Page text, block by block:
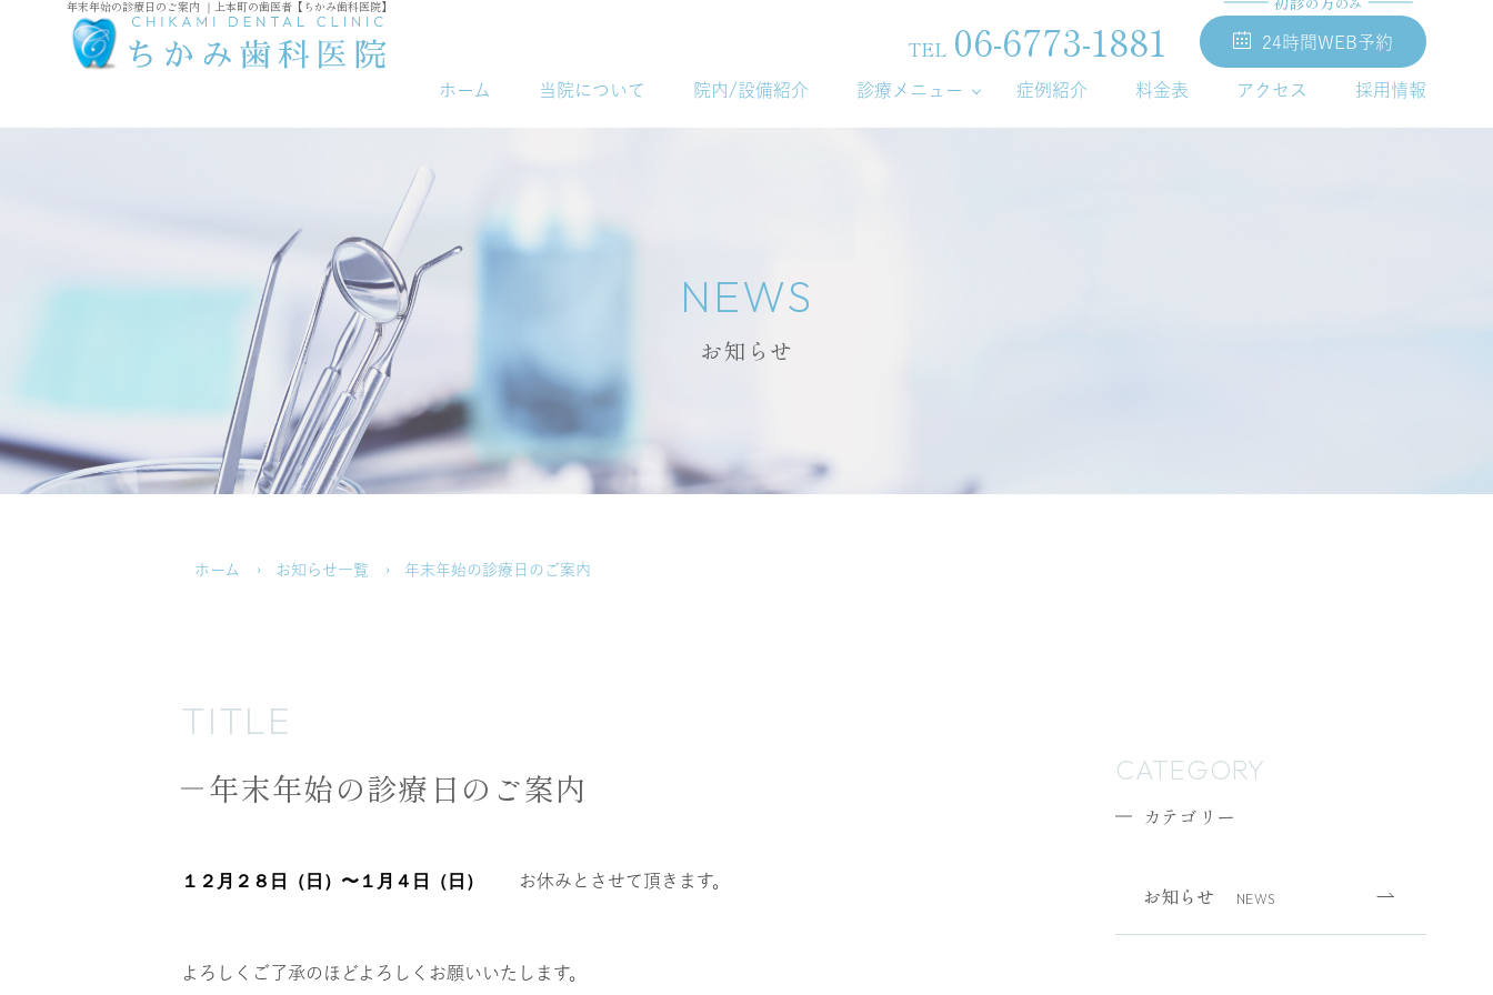
年末年始の診療日のご案内 ｜上本町の歯医者【ちかみ歯科医院】
TEL 06-6773-1881 24時間WEB予約
ホーム 当院について 院内/設備紹介 診療メニュー 症例紹介 料金表 アクセス 採用情報
NEWS
お知らせ
ホーム お知らせ一覧 年末年始の診療日のご案内
TITLE
年末年始の診療日のご案内
１２月２８日（日）〜１月４日（日） お休みとさせて頂きます。
よろしくご了承のほどよろしくお願いいたします。
CATEGORY
カテゴリー
お知らせ NEWS